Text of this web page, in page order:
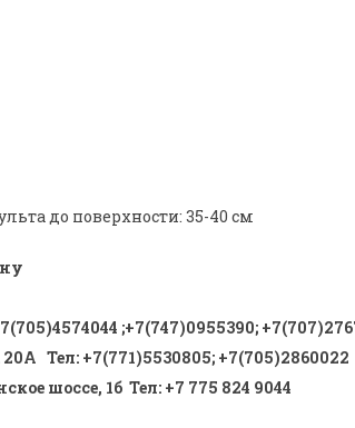
до поверхности: 35-40 см
;+7(747)0955390;
20А Тел: +7(771)5530805; +7(705)2860022
шоссе, 1б Тел: +7 775 824 9044